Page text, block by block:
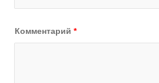
Комментарий *